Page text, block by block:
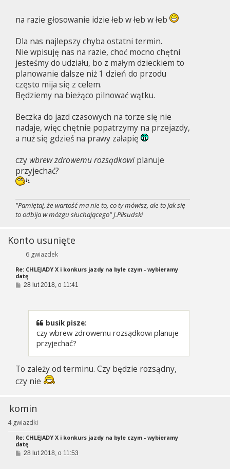
t
na razie głosowanie idzie łeb w łeb w łeb
Dla nas najlepszy chyba ostatni termin.
Nie wpisuję nas na razie, choć mocno chętni
jesteśmy do udziału, bo z małym dzieckiem to
planowanie dalsze niż 1 dzień do przodu
często mija się z celem.
Będziemy na bieżąco pilnować wątku.
Beczka do jazd czasowych na torze się nie
nadaje, więc chętnie popatrzymy na przejazdy,
a nuż się gdzieś na prawy załapię
czy wbrew zdrowemu rozsądkowi planuje
przyjechać?
"Pamiętaj, że wartość ma nie to, co ty mówisz, ale to jak się
to odbija w mózgu słuchającego" J.Piłsudski
Konto usunięte
6 gwiazdek
Re: CHLEJADY X i konkurs jazdy na byle czym - wybieramy
datę
P28 lut 2018, o 11:41
busik pisze:
czy wbrew zdrowemu rozsądkowi planuje
przyjechać?
To zależy od terminu. Czy będzie rozsądny,
czy nie
komin
4 gwiazdki
Re: CHLEJADY X i konkurs jazdy na byle czym - wybieramy
datę
P28 lut 2018, o 11:53